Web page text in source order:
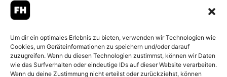
Um dir ein optimales Erlebnis zu bieten, verwenden wir Technologien wie
Cookies, um Geräteinformationen zu speichern und/oder darauf
zuzugreifen. Wenn du diesen Technologien zustimmst, können wir Daten
wie das Surfverhalten oder eindeutige IDs auf dieser Website verarbeiten.
Wenn du deine Zustimmung nicht erteilst oder zurückziehst, können
© 2007-2026 Fohlen-Hautnah.de
– Alle rechte vorbehalten.